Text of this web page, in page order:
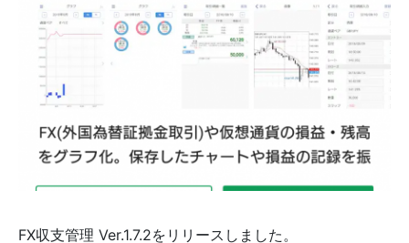
FX収支管理 Ver.1.7.2をリリースしました。